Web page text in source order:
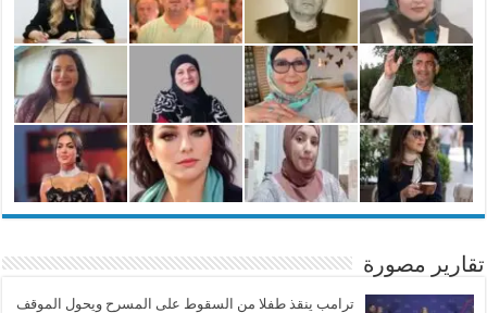
تقارير مصورة
ترامب ينقذ طفلا من السقوط على المسرح ويحول الموقف